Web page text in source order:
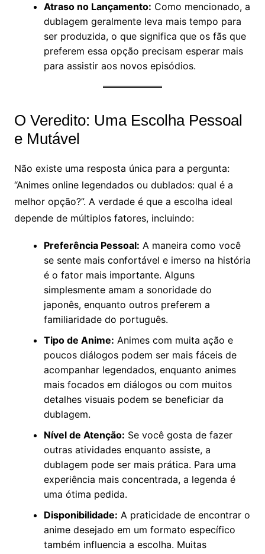
Atraso no Lançamento: Como mencionado, a
dublagem geralmente leva mais tempo para
ser produzida, o que significa que os fãs que
preferem essa opção precisam esperar mais
para assistir aos novos episódios.
O Veredito: Uma Escolha Pessoal
e Mutável
Não existe uma resposta única para a pergunta:
“Animes online legendados ou dublados: qual é a
melhor opção?”. A verdade é que a escolha ideal
depende de múltiplos fatores, incluindo:
Preferência Pessoal: A maneira como você
se sente mais confortável e imerso na história
é o fator mais importante. Alguns
simplesmente amam a sonoridade do
japonês, enquanto outros preferem a
familiaridade do português.
Tipo de Anime: Animes com muita ação e
poucos diálogos podem ser mais fáceis de
acompanhar legendados, enquanto animes
mais focados em diálogos ou com muitos
detalhes visuais podem se beneficiar da
dublagem.
Nível de Atenção: Se você gosta de fazer
outras atividades enquanto assiste, a
dublagem pode ser mais prática. Para uma
experiência mais concentrada, a legenda é
uma ótima pedida.
Disponibilidade: A praticidade de encontrar o
anime desejado em um formato específico
também influencia a escolha. Muitas